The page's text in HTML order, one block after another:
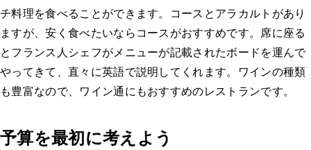
チ料理を食べることができます。コースとアラカルトがあり
ますが、安く食べたいならコースがおすすめです。席に座る
とフランス人シェフがメニューが記載されたボードを運んで
やってきて、直々に英語で説明してくれます。ワインの種類
も豊富なので、ワイン通にもおすすめのレストランです。
予算を最初に考えよう